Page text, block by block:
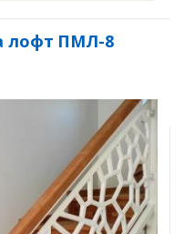
лофт ПМЛ-8